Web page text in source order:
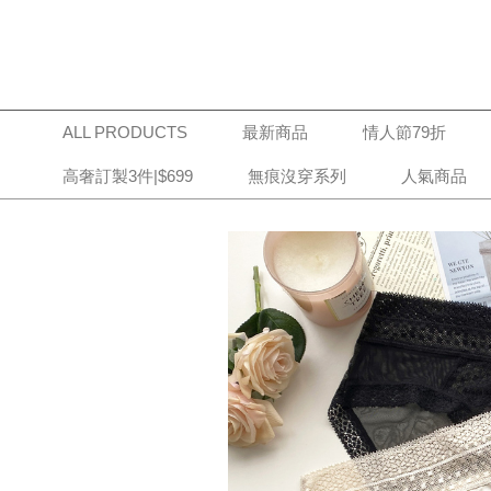
ALL PRODUCTS 最新商品 情人節79折
高奢訂製3件|$699 無痕沒穿系列 人氣商品